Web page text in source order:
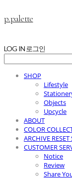
p.palette
LOG IN 로그인
SHOP
Lifestyle
Objects
Upcycle
ABOUT
COLOR
ARCHIVE RESET
CUSTOMER
Notice
Review
Share